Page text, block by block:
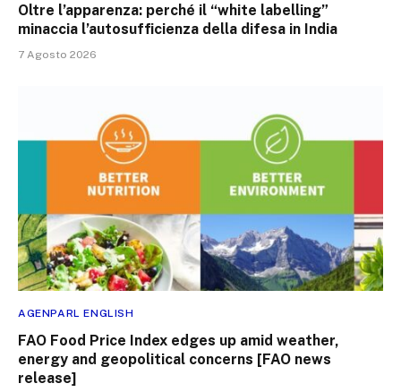
Oltre l’apparenza: perché il “white labelling”
minaccia l’autosufficienza della difesa in India
7 Agosto 2026
AGENPARL ENGLISH
FAO Food Price Index edges up amid weather,
energy and geopolitical concerns [FAO news
release]